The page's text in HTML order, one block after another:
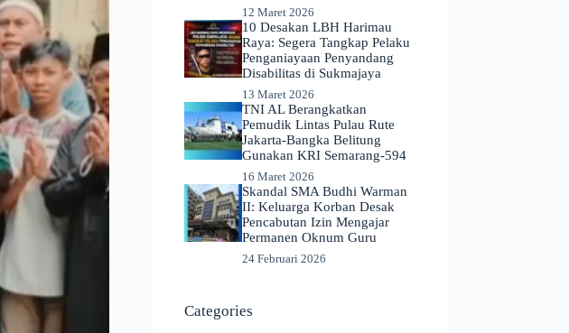
12 Maret 2026
​10 Desakan LBH Harimau
Raya: Segera Tangkap Pelaku
Penganiayaan Penyandang
Disabilitas di Sukmajaya
13 Maret 2026
TNI AL Berangkatkan
Pemudik Lintas Pulau Rute
Jakarta-Bangka Belitung
Gunakan KRI Semarang-594
16 Maret 2026
Skandal SMA Budhi Warman
II: Keluarga Korban Desak
Pencabutan Izin Mengajar
Permanen Oknum Guru
24 Februari 2026
Categories